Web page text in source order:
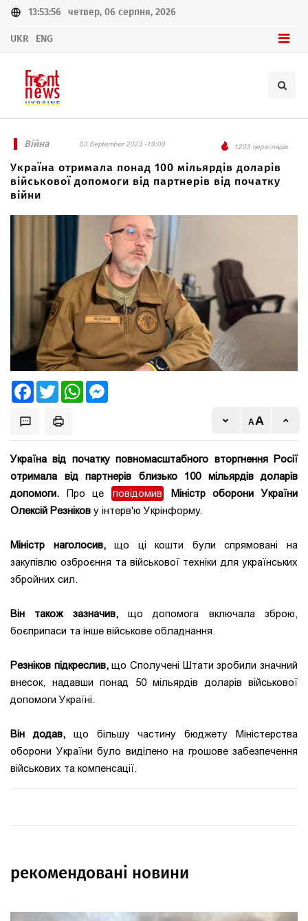
13:53:56 четвер, 06 серпня, 2026
UKR ENG
Війна 03 September 2023 -19:00 1203 переглядів
Україна отримала понад 100 мільярдів доларів
військової допомоги від партнерів від початку
війни
FacebookTwitter WhatsApp
Україна від початку повномасштабного вторгнення Росії
отримала від партнерів близько 100 мільярдів доларів
допомоги. Про це повідомив
Міністр оборони України
Олексій Резніков у інтерв'ю Укрінформу.
Міністр наголосив,що ці кошти були спрямовані на
закупівлю озброєння та військової техніки для українських
збройних сил.
Він також зазначив, що допомога включала зброю,
боєприпаси та інше військове обладнання.
Резніков підкреслив,що Сполучені Штати зробили значний
внесок, надавши понад 50 мільярдів доларів військової
допомоги Україні.
Він додав,що більшу частину бюджету Міністерства
оборони України було виділено на грошове забезпечення
військових та компенсації.
рекомендовані новини